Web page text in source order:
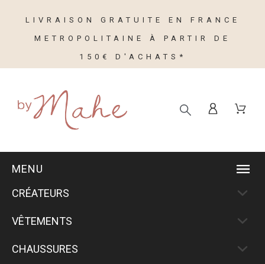
LIVRAISON GRATUITE EN FRANCE
METROPOLITAINE À PARTIR DE
150€ D'ACHATS*
MENU
CRÉATEURS
VÊTEMENTS
CHAUSSURES